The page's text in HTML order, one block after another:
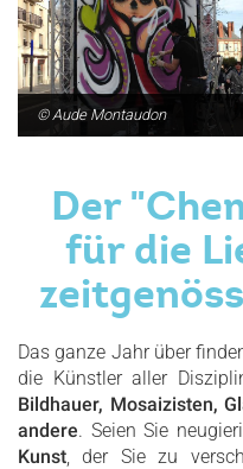
© Aude Montaudon
Der
für die
Das ganze Jahr über
die Künstler aller
Bildhauer, Mosaizisten,
andere. Seien Sie
Kunst , der Sie zu